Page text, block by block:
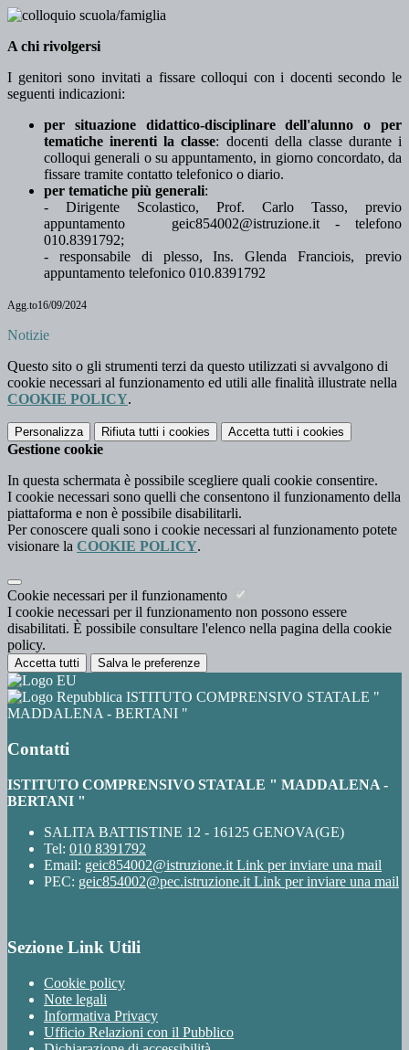
A chi rivolgersi
I genitori sono invitati a fissare colloqui con i docenti secondo le
seguenti indicazioni:
per situazione didattico-disciplinare dell'alunno o per
tematiche inerenti la classe: docenti della classe durante i
colloqui generali o su appuntamento, in giorno concordato, da
fissare tramite contatto telefonico o diario.
per tematiche più generali:
- Dirigente Scolastico, Prof. Carlo Tasso, previo
appuntamento geic854002@istruzione.it - telefono
010.8391792;
- responsabile di plesso, Ins. Glenda Franciois, previo
appuntamento telefonico 010.8391792
Agg.to16/09/2024
Notizie
Questo sito o gli strumenti terzi da questo utilizzati si avvalgono di
cookie necessari al funzionamento ed utili alle finalità illustrate nella
COOKIE POLICY.
Personalizza Rifiuta tutti i cookies Accetta tutti i cookies
Gestione cookie
In questa schermata è possibile scegliere quali cookie consentire.
I cookie necessari sono quelli che consentono il funzionamento della
piattaforma e non è possibile disabilitarli.
Per conoscere quali sono i cookie necessari al funzionamento potete
visionare la COOKIE POLICY.
Cookie necessari per il funzionamento
I cookie necessari per il funzionamento non possono essere
disabilitati. È possibile consultare l'elenco nella pagina della cookie
policy.
Accetta tutti Salva le preferenze
ISTITUTO COMPRENSIVO STATALE "
MADDALENA - BERTANI "
Contatti
ISTITUTO COMPRENSIVO STATALE " MADDALENA -
BERTANI "
SALITA BATTISTINE 12 - 16125 GENOVA(GE)
Tel: 010 8391792
Email: geic854002@istruzione.it Link per inviare una mail
PEC: geic854002@pec.istruzione.it Link per inviare una mail
Sezione Link Utili
Cookie policy
Note legali
Informativa Privacy
Ufficio Relazioni con il Pubblico